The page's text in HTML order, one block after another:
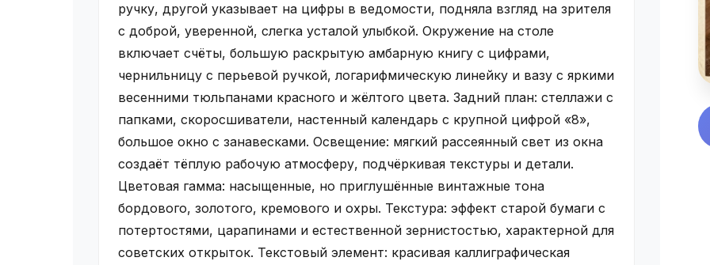
ручку, другой указывает на цифры в ведомости, подняла взгляд на зрителя
с доброй, уверенной, слегка усталой улыбкой. Окружение на столе
включает счёты, большую раскрытую амбарную книгу с цифрами,
чернильницу с перьевой ручкой, логарифмическую линейку и вазу с яркими
весенними тюльпанами красного и жёлтого цвета. Задний план: стеллажи с
папками, скоросшиватели, настенный календарь с крупной цифрой «8»,
большое окно с занавесками. Освещение: мягкий рассеянный свет из окна
создаёт тёплую рабочую атмосферу, подчёркивая текстуры и детали.
Цветовая гамма: насыщенные, но приглушённые винтажные тона
бордового, золотого, кремового и охры. Текстура: эффект старой бумаги с
потертостями, царапинами и естественной зернистостью, характерной для
советских открыток. Текстовый элемент: красивая каллиграфическая